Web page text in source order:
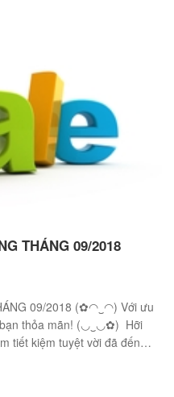
THÁNG 09/2018
09/2018 (✿◠‿◠) Với ưu
bạn thỏa mãn! (◡‿◡✿) Hỡi
tiết kiệm tuyệt vời đã đến